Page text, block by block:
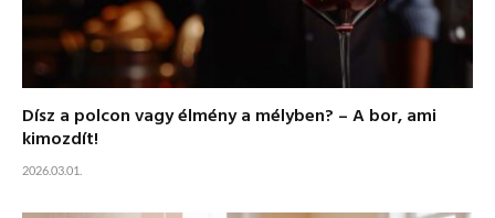
Dísz a polcon vagy élmény a mélyben? – A bor, ami
kimozdít!
2026.03.01.